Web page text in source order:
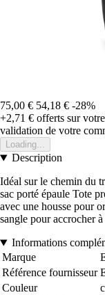
75,00 € 54,18 € -28%
+2,71 € offerts sur
validation de votre
Loading...
Description
Idéal sur le chemin du
sac porté épaule Tote
avec une housse pour
sangle pour accrocher
Informations
Marque
Référence fournisseur
Couleur